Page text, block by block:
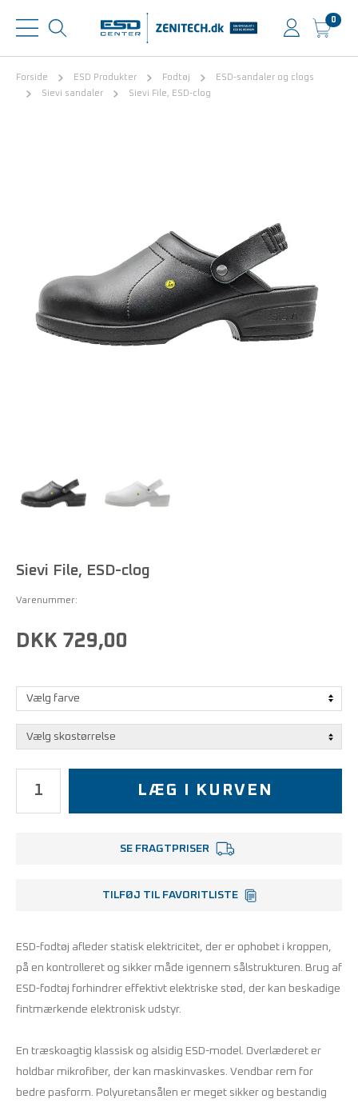
0
Forside ESD Produkter Fodtøj
ESD-sandaler og clogs
Sievi sandaler
Sievi File, ESD-clog
Sievi File, ESD-clog
Varenummer:
DKK 729,00
LÆG I KURVEN
SE FRAGTPRISER
TILFØJ TIL FAVORITLISTE
ESD-fodtøj afleder statisk elektricitet, der er ophobet i kroppen,
på en kontrolleret og sikker måde igennem sålstrukturen. Brug af
ESD-fodtøj forhindrer effektivt elektriske stød, der kan beskadige
fintmærkende elektronisk udstyr.
En træskoagtig klassisk og alsidig ESD-model. Overlæderet er
holdbar mikrofiber, der kan maskinvaskes. Vendbar rem for
bedre pasform. Polyuretansålen er meget sikker og bestandig